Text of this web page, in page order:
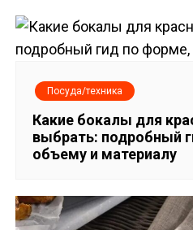
ц
и
з
Посуда/техника
Какие бокалы для
выбрать: подробный
объему и материалу